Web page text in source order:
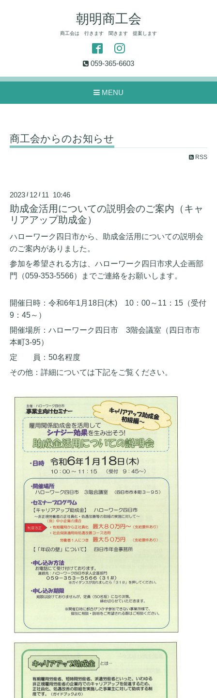
朝明商工会
商工会は 行きます 聞きます 提案します
059-365-6603
MENU
商工会からのお知らせ
RSS
2023 / 12 / 11 10:46
助成金活用についての説明会のご案内（キャ
リアアップ助成金）
ハローワーク四日市から、助成金活用についての説明会
のご案内がありました。
参加を希望される方は、ハローワーク四日市求人企画部
門（059-353-5566）までご連絡をお願いします。
開催日時：令和6年1月18日(木) 10：00～11：15（受付
9：45～）
開催場所：ハローワーク四日市 3階会議室（四日市市
本町3-95）
定 員：50名程度
その他：詳細については下記をご覧ください。